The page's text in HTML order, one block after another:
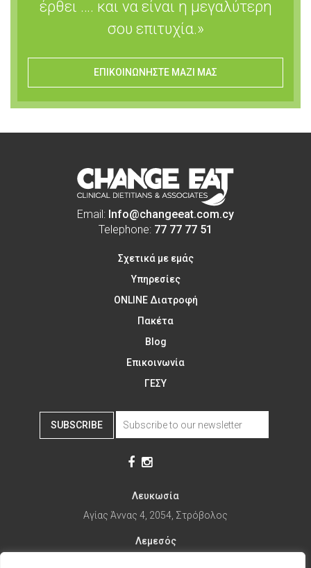
έρθει …. και να είναι η μεγαλύτερη
σου επιτυχία.»
ΕΠΙΚΟΙΝΩΝΗΣΤΕ ΜΑΖΙ ΜΑΣ
Email: Info@changeeat.com.cy
Telephone: 77 77 77 51
Σχετικά με εμάς
Υπηρεσίες
ONLINE Διατροφή
Πακέτα
Blog
Επικοινωνία
ΓΕΣΥ
SUBSCRIBE
Λευκωσία
Αγίας Άννας 4, 2054, Στρόβολος
Λεμεσός